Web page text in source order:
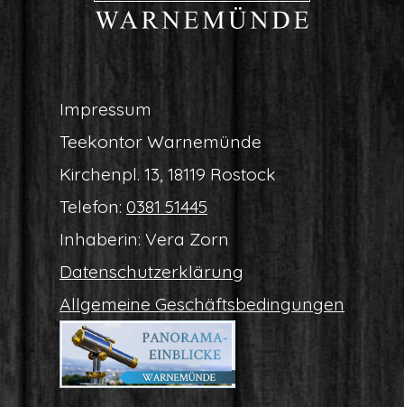
Impres­sum
Tee­kon­tor Warnemünde
Kir­chen­pl. 13, 18119 Rostock
Tele­fon: 0381 51445
Inha­be­rin: Vera Zorn
Daten­schutz­er­klä­rung
All­ge­mei­ne Geschäftsbedingungen